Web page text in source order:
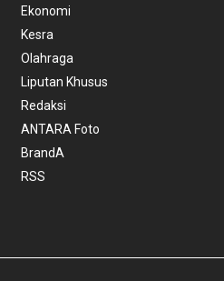
Ekonomi
Kesra
Olahraga
Liputan Khusus
Redaksi
ANTARA Foto
BrandA
RSS